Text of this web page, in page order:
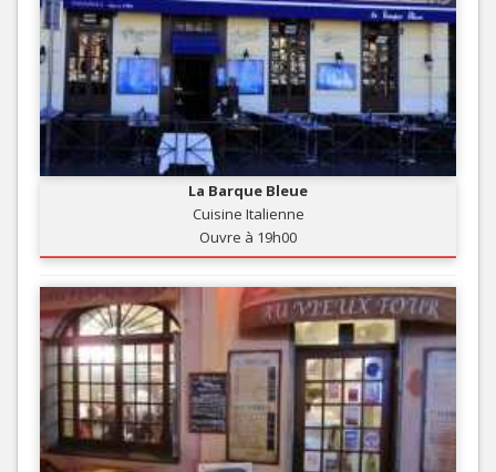
La Barque Bleue
Cuisine Italienne
Ouvre à 19h00